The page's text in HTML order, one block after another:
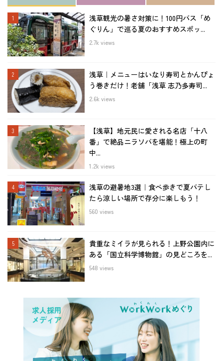
浅草観光の暑さ対策に！100円バス「め
ぐりん」で巡る夏のおすすめスポッ...
2.7k views
浅草｜メニューはいなり寿司とかんぴょ
う巻きだけ！老舗「浅草 志乃多寿司...
2.6k views
【浅草】地元民に愛される名店「十八
番」で絶品ニラソバを堪能！極上の町
中...
1.2k views
浅草の避暑地3選｜食べ歩きで夏バテし
たら涼しい場所で存分に楽しもう！
560 views
貴重なミイラが見られる！上野公園内に
ある「国立科学博物館」の見どころを...
548 views